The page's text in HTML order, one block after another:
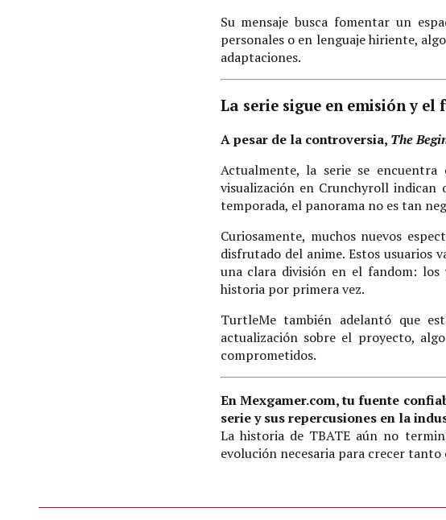
Su mensaje busca fomentar un
personales o en lenguaje hiriente,
adaptaciones.
La serie sigue en emisión y
A pesar de la controversia, The
Actualmente, la serie se
visualización en Crunchyroll indican
temporada, el panorama no es tan
Curiosamente, muchos nuevos
disfrutado del anime. Estos
una clara división en el fandom: los
historia por primera vez.
TurtleMe también adelantó que
actualización sobre el proyecto,
comprometidos.
En Mexgamer.com, tu fuente
serie y sus repercusiones en la
La historia de TBATE aún no
evolución necesaria para crecer